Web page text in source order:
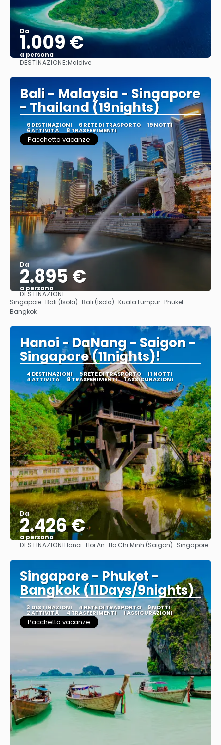
Da
1.009 €
a persona
DESTINAZIONE:Maldive
Bali - Malaysia - Singapore
- Thailand (19nights)
6 DESTINAZIONI 6 RETE DI TRASPORTO 19 NOTTI
6 ATTIVITÀ 8 TRASFERIMENTI
Pacchetto vacanze
Da
2.895 €
a persona
Vedere
DESTINAZIONI
Singapore · Bali (Isola) · Bali (Isola) · Kuala Lumpur · Phuket ·
Bangkok
Hanoi - DaNang - Saigon -
Singapore (11nights)!
4 DESTINAZIONI 5 RETE DI TRASPORTO 11 NOTTI
4 ATTIVITÀ 8 TRASFERIMENTI 1 ASSICURAZIONI
Da
2.426 €
a persona
Vedere
DESTINAZIONIHanoi · Hoi An · Ho Chi Minh (Saigon) · Singapore
Singapore - Phuket -
Bangkok (11Days/9nights)
3 DESTINAZIONI 4 RETE DI TRASPORTO 9 NOTTI
2 ATTIVITÀ 4 TRASFERIMENTI 1 ASSICURAZIONI
Pacchetto vacanze